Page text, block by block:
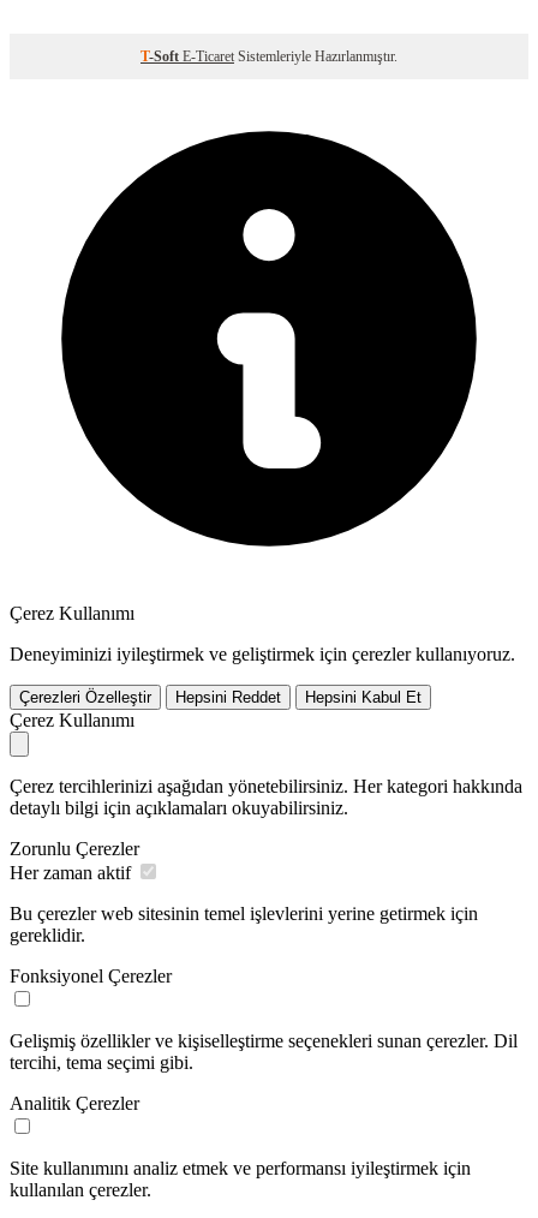
T-Soft E-Ticaret Sistemleriyle Hazırlanmıştır.
Çerez Kullanımı
Deneyiminizi iyileştirmek ve geliştirmek için çerezler kullanıyoruz.
Çerezleri Özelleştir Hepsini Reddet Hepsini Kabul Et
Çerez Kullanımı
Çerez tercihlerinizi aşağıdan yönetebilirsiniz. Her kategori hakkında
detaylı bilgi için açıklamaları okuyabilirsiniz.
Zorunlu Çerezler
Her zaman aktif
Bu çerezler web sitesinin temel işlevlerini yerine getirmek için
gereklidir.
Fonksiyonel Çerezler
Gelişmiş özellikler ve kişiselleştirme seçenekleri sunan çerezler. Dil
tercihi, tema seçimi gibi.
Analitik Çerezler
Site kullanımını analiz etmek ve performansı iyileştirmek için
kullanılan çerezler.